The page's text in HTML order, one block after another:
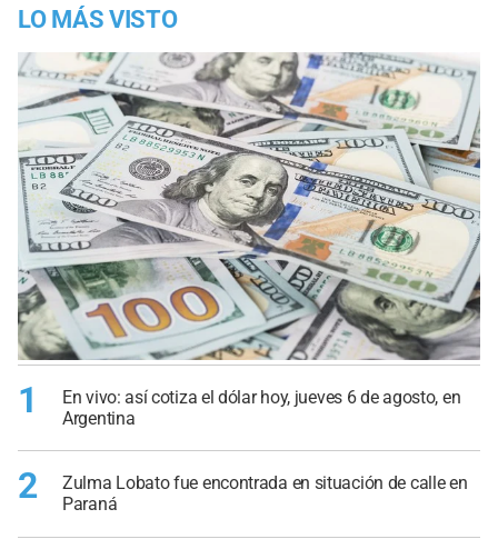
LO MÁS VISTO
1
En vivo: así cotiza el dólar hoy, jueves 6 de agosto, en
Argentina
2
Zulma Lobato fue encontrada en situación de calle en
Paraná